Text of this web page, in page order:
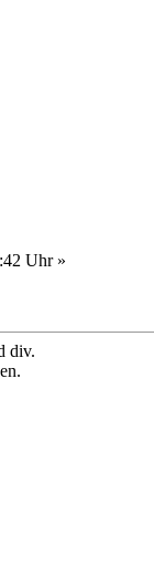
Uhr »
div.